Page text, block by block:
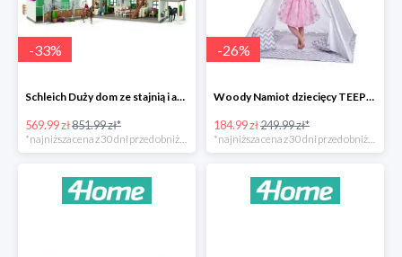
-33%
Schleich Duży dom ze stajnią i akcesoriami -33%
569.99 zł851.99 zł*
-26%
Woody Namiot dziecięcy TEEPEE -26%
184.99 zł249.99 zł*